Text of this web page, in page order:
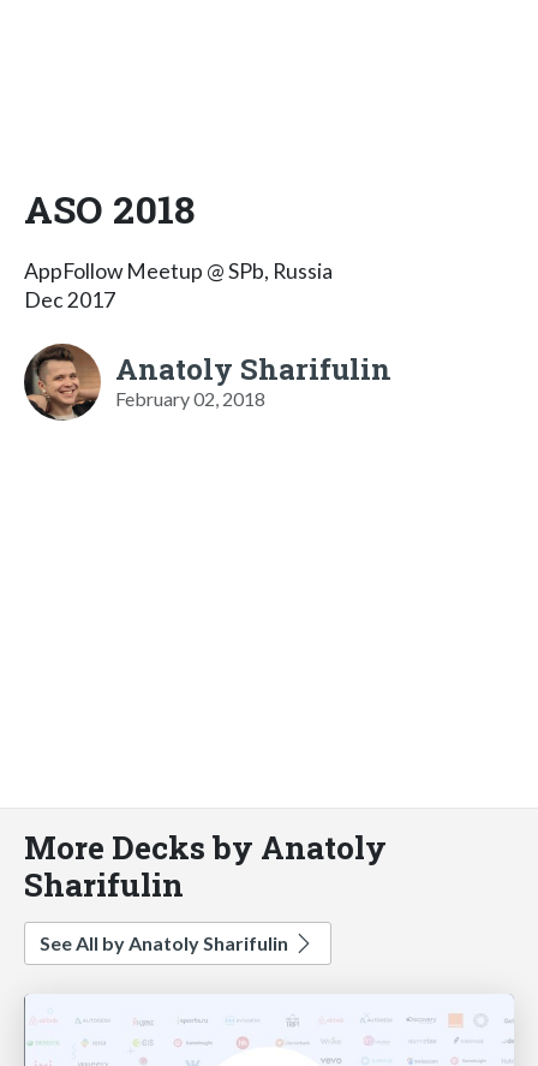
ASO 2018
AppFollow Meetup @ SPb, Russia
Dec 2017
Anatoly Sharifulin
February 02, 2018
More Decks by Anatoly
Sharifulin
See All by Anatoly Sharifulin